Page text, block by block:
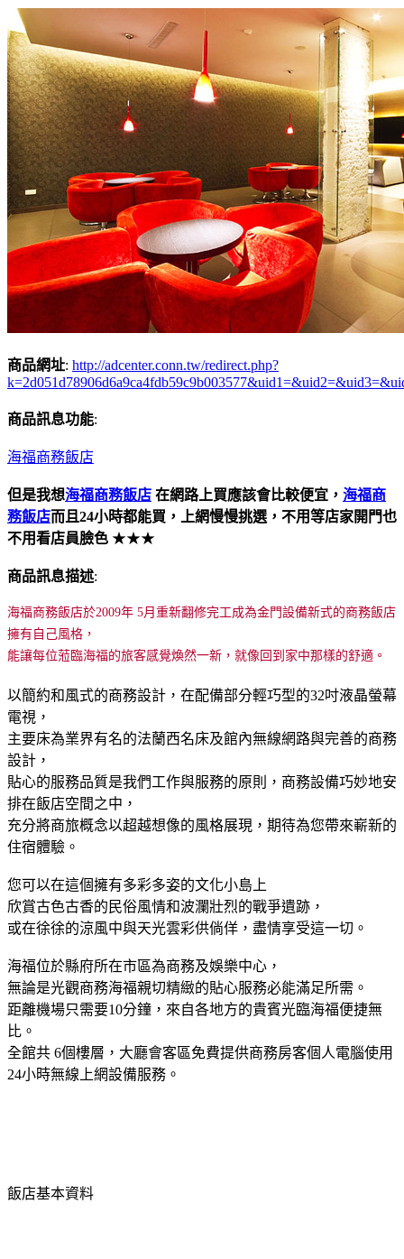
商品網址: http://adcenter.conn.tw/redirect.php?
商品訊息功能:
海福商務飯店
但是我想海福商務飯店 在網路上買應該會比較便宜， 海福商
務飯店而且24小時都能買，上網慢慢挑選，不用等店家開門也
不用看店員臉色 ★★★
商品訊息描述:
海福商務飯店於2009年 5月重新翻修完工成為金門設備新式的商務飯店
擁有自己風格，
能讓每位蒞臨海福的旅客感覺煥然一新，就像回到家中那樣的舒適。
以簡約和風式的商務設計，在配備部分輕巧型的32吋液晶螢幕
電視，
主要床為業界有名的法蘭西名床及館內無線網路與完善的商務
設計，
貼心的服務品質是我們工作與服務的原則，商務設備巧妙地安
排在飯店空間之中，
充分將商旅概念以超越想像的風格展現，期待為您帶來嶄新的
住宿體驗。
您可以在這個擁有多彩多姿的文化小島上
欣賞古色古香的民俗風情和波瀾壯烈的戰爭遺跡，
或在徐徐的涼風中與天光雲彩供倘佯，盡情享受這一切。
海福位於縣府所在市區為商務及娛樂中心，
無論是光觀商務海福親切精緻的貼心服務必能滿足所需。
距離機場只需要10分鐘，來自各地方的貴賓光臨海福便捷無
比。
全館共 6個樓層，大廳會客區免費提供商務房客個人電腦使用
24小時無線上網設備服務。
飯店基本資料